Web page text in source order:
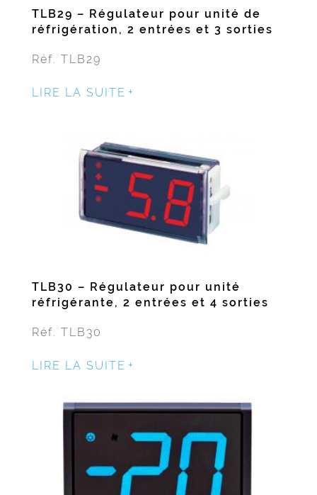
TLB29 – Régulateur pour unité de
réfrigération, 2 entrées et 3 sorties
Réf. TLB29
LIRE LA SUITE
TLB30 – Régulateur pour unité
réfrigérante, 2 entrées et 4 sorties
Réf. TLB30
LIRE LA SUITE